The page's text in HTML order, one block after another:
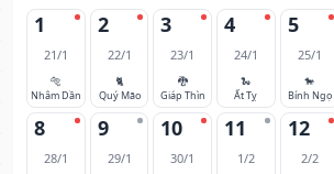
1
21/1
🐅
Nhâm Dần
2
22/1
🐈
Quý Mão
3
23/1
🐉
Giáp Thìn
4
24/1
🐍
Ất Tỵ
5
25/1
🐎
Bính Ngọ
8
28/1
9
29/1
10
30/1
11
1/2
12
2/2